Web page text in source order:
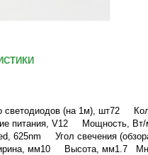
светодиодов (на 1м), шт72
питания, V12 Мощность,
625nm Угол свечения
мм10 Высота, мм1.7